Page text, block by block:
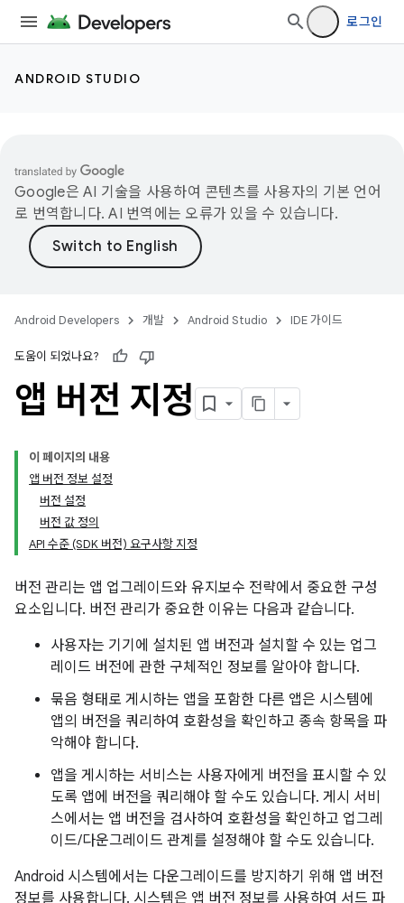
로그인
ANDROID STUDIO
Google은 AI 기술을 사용하여 콘텐츠를 사용자의 기본 언어
로 번역합니다. AI 번역에는 오류가 있을 수 있습니다.
Android Developers 개발 Android Studio IDE 가이드
도움이 되었나요?
앱 버전 지정
이 페이지의 내용
앱 버전 정보 설정
버전 설정
버전 값 정의
API 수준 (SDK 버전) 요구사항 지정
버전 관리는 앱 업그레이드와 유지보수 전략에서 중요한 구성
요소입니다. 버전 관리가 중요한 이유는 다음과 같습니다.
사용자는 기기에 설치된 앱 버전과 설치할 수 있는 업그
레이드 버전에 관한 구체적인 정보를 알아야 합니다.
묶음 형태로 게시하는 앱을 포함한 다른 앱은 시스템에
앱의 버전을 쿼리하여 호환성을 확인하고 종속 항목을 파
악해야 합니다.
앱을 게시하는 서비스는 사용자에게 버전을 표시할 수 있
도록 앱에 버전을 쿼리해야 할 수도 있습니다. 게시 서비
스에서는 앱 버전을 검사하여 호환성을 확인하고 업그레
이드/다운그레이드 관계를 설정해야 할 수도 있습니다.
Android 시스템에서는 다운그레이드를 방지하기 위해 앱 버전
정보를 사용합니다. 시스템은 앱 버전 정보를 사용하여 서드 파